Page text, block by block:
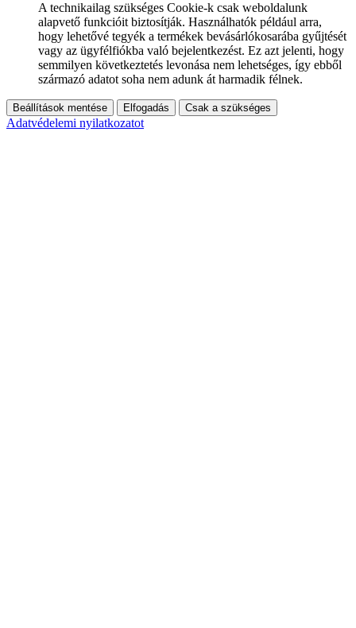
A technikailag szükséges Cookie-k csak weboldalunk
alapvető funkcióit biztosítják. Használhatók például arra,
hogy lehetővé tegyék a termékek bevásárlókosarába gyűjtését
vagy az ügyfélfiókba való bejelentkezést. Ez azt jelenti, hogy
semmilyen következtetés levonása nem lehetséges, így ebből
származó adatot soha nem adunk át harmadik félnek.
Beállítások mentése Elfogadás Csak a szükséges
Adatvédelemi nyilatkozatot